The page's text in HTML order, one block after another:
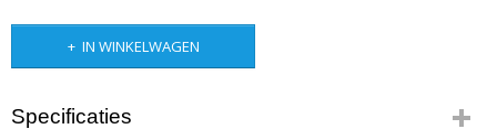
IN WINKELWAGEN
Specificaties